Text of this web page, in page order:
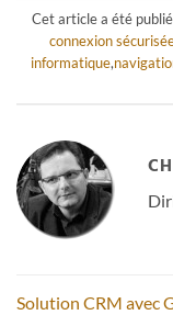
Cet article a été
connexion
informatique,
Solution CRM avec